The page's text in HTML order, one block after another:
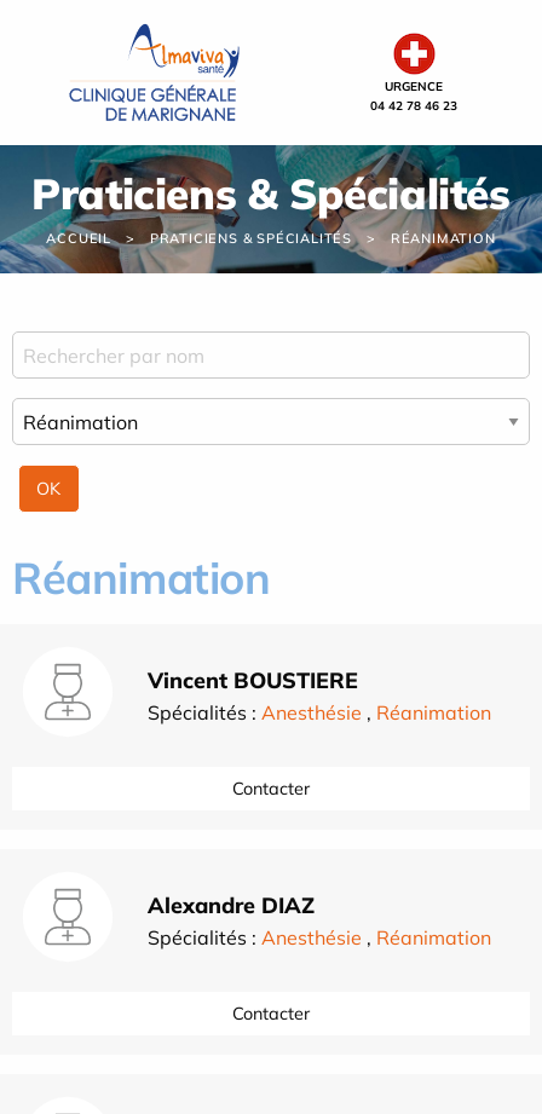
URGENCE
04 42 78 46 23
Praticiens & Spécialités
ACCUEIL PRATICIENS & SPÉCIALITÉS RÉANIMATION
Réanimation
Vincent BOUSTIERE
Spécialités : Anesthésie , Réanimation
Contacter
Alexandre DIAZ
Spécialités : Anesthésie , Réanimation
Contacter